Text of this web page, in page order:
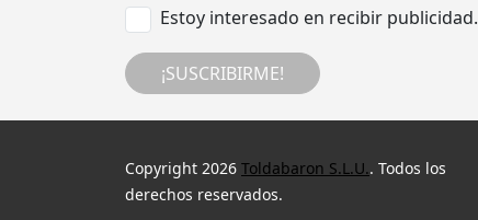
Estoy interesado en recibir publicidad.
¡SUSCRIBIRME!
Copyright 2026 Toldabaron S.L.U.. Todos los
derechos reservados.